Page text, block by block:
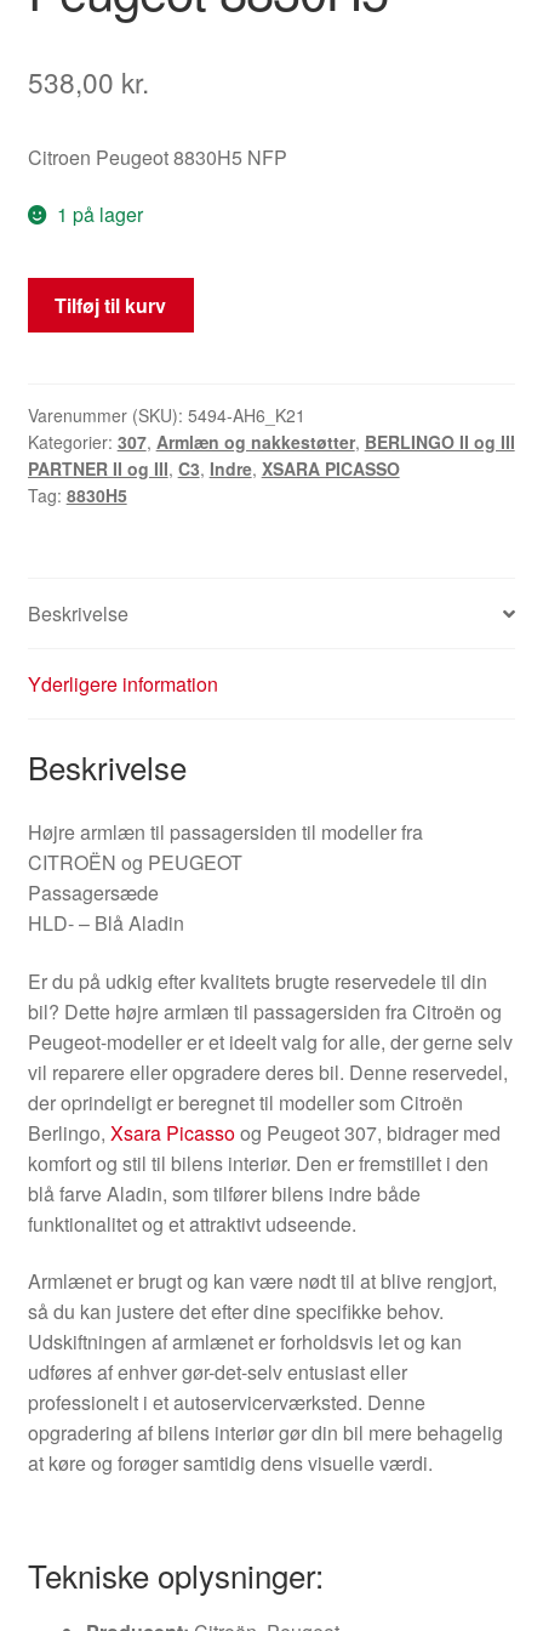
538,00 kr.
Citroen Peugeot 8830H5 NFP
1 på lager
Højre
armlæn
Peugeot
8830H5
antal
Tilføj til kurv
Varenummer (SKU): 5494-AH6_K21
Kategorier: 307, Armlæn og nakkestøtter, BERLINGO II og III
PARTNER II og III, C3, Indre, XSARA PICASSO
Tag: 8830H5
Beskrivelse
Yderligere information
Beskrivelse
Højre armlæn til passagersiden til modeller fra
CITROËN og PEUGEOT
Passagersæde
HLD- – Blå Aladin
Er du på udkig efter kvalitets brugte reservedele til din
bil? Dette højre armlæn til passagersiden fra Citroën og
Peugeot-modeller er et ideelt valg for alle, der gerne selv
vil reparere eller opgradere deres bil. Denne reservedel,
der oprindeligt er beregnet til modeller som Citroën
Berlingo, Xsara Picassoog Peugeot 307, bidrager med
komfort og stil til bilens interiør. Den er fremstillet i den
blå farve Aladin, som tilfører bilens indre både
funktionalitet og et attraktivt udseende.
Armlænet er brugt og kan være nødt til at blive rengjort,
så du kan justere det efter dine specifikke behov.
Udskiftningen af armlænet er forholdsvis let og kan
udføres af enhver gør-det-selv entusiast eller
professionelt i et autoservicerværksted. Denne
opgradering af bilens interiør gør din bil mere behagelig
at køre og forøger samtidig dens visuelle værdi.
Tekniske oplysninger: